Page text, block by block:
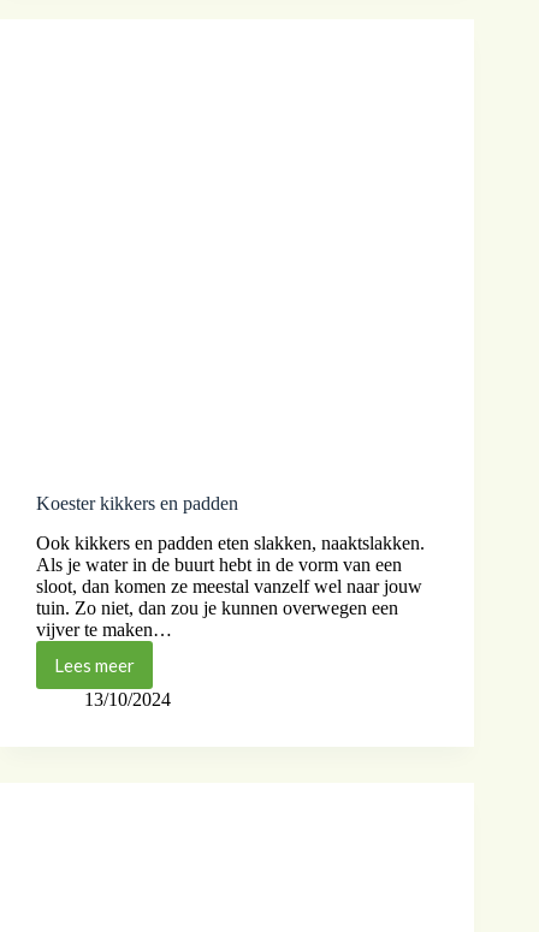
Koester kikkers en padden
Ook kikkers en padden eten slakken, naaktslakken.
Als je water in de buurt hebt in de vorm van een
sloot, dan komen ze meestal vanzelf wel naar jouw
tuin. Zo niet, dan zou je kunnen overwegen een
vijver te maken…
Lees meer
13/10/2024